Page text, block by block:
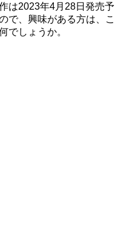
は2023年4月28日発売予
で、興味がある方は、こ
でしょうか。